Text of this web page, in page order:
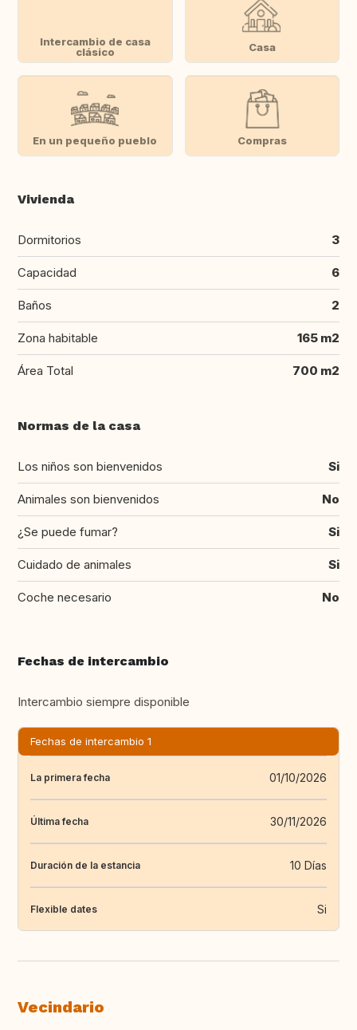
Intercambio de casa
clásico
Casa
En un pequeño pueblo Compras
Vivienda
Dormitorios 3
Capacidad 6
Baños 2
Zona habitable 165 m2
Área Total 700 m2
Normas de la casa
Los niños son bienvenidos Si
Animales son bienvenidos No
¿Se puede fumar? Si
Cuidado de animales Si
Coche necesario No
Fechas de intercambio
Intercambio siempre disponible
Fechas de intercambio 1
La primera fecha 01/10/2026
Última fecha 30/11/2026
Duración de la estancia 10 Días
Flexible dates Si
Vecindario